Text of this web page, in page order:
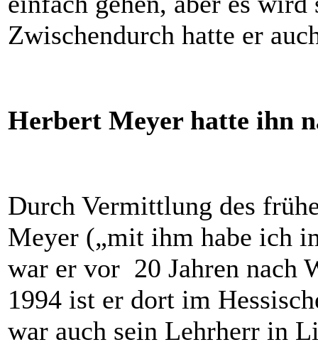
Zwischendurch hatte er
Herbert Meyer hatte ihn
Durch Vermittlung des
Meyer („mit ihm habe ich
war er vor 20 Jahren nach
1994 ist er dort im
war auch sein Lehrherr in